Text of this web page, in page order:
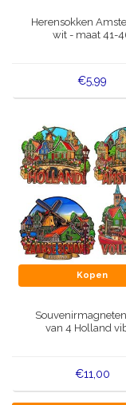
Wens &
Koninghuis
Wandborden -
Peper en Zout
Speelkaarten
Delfts blauwe
Herensokken
wit - maat 41-
€5,99
Kopen
van 4 Holland
€11,00